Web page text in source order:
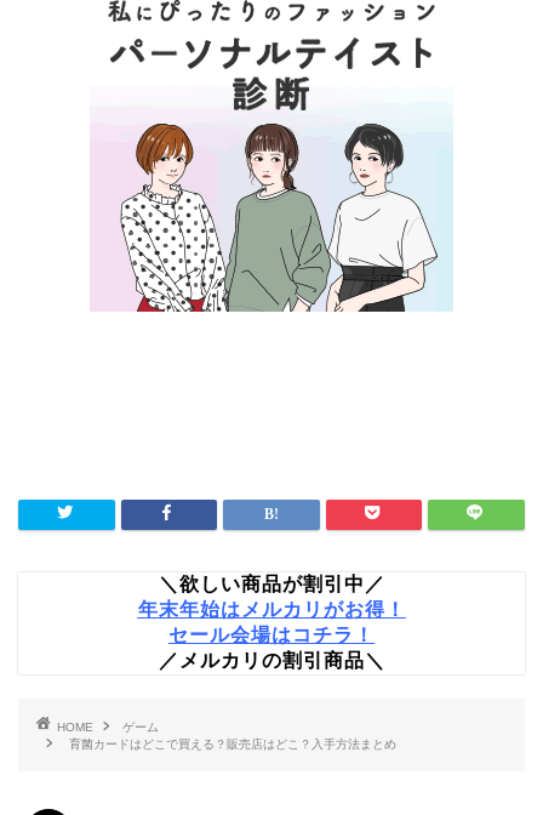
＼欲しい商品が割引中／
年末年始はメルカリがお得！
セール会場はコチラ！
／メルカリの割引商品＼
HOME
ゲーム
育菌カードはどこで買える？販売店はどこ？入手方法まとめ